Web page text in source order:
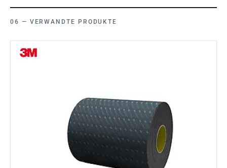
VERWANDTE PRODUKTE